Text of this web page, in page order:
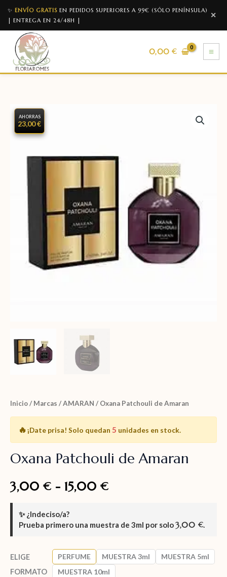
✨ ENVÍO GRATIS EN PEDIDOS SUPERIORES A 99€ (SÓLO PENÍNSULA)
| ENTREGA EN 24/48H |
✕
0,00€
AHORRAS
23,00 €
Inicio/ Marcas /AMARAN / Oxana Patchouli de Amaran
🔥¡Date prisa! Solo quedan 5 unidades en stock.
Oxana Patchouli de Amaran
3,00 € - 15,00 €
✨¿Indeciso/a?
Prueba primero una muestra de 3ml por solo3,00 €.
ELIGE
FORMATO
PERFUME MUESTRA 3ml
MUESTRA 5ml
MUESTRA 10ml